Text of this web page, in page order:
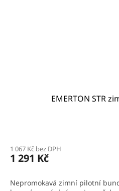
EMERTON STR
produktu
je
z
5
1 067 Kč bez DPH
1 291 Kč
Nepromokavá zimní pilotní